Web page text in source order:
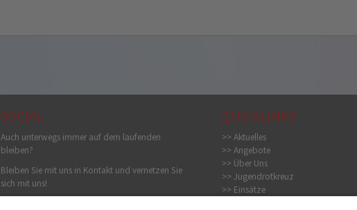
SOCIAL
Auch unterwegs immer auf dem laufenden
bleiben?
Bleiben Sie mit uns in Kontakt und vernetzen Sie
sich mit uns!
QUICKLINKS
>> Aktuelles
>> Angebote
>> Über Uns
>> Jugendrotkreuz
>> Einsätze